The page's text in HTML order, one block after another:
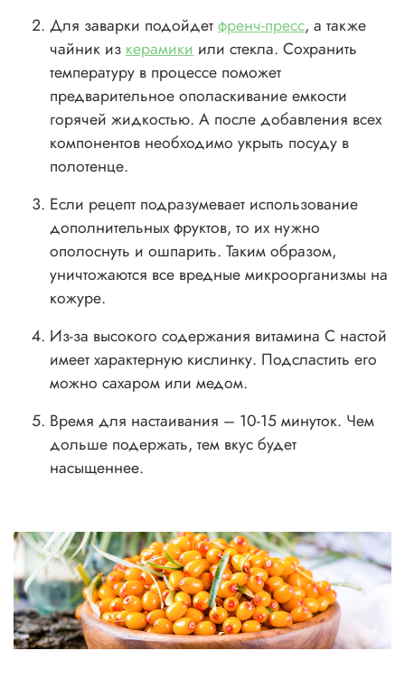
Для заварки подойдетфренч-пресс, а также
чайник из керамики или стекла. Сохранить
температуру в процессе поможет
предварительное ополаскивание емкости
горячей жидкостью. А после добавления всех
компонентов необходимо укрыть посуду в
полотенце.
Если рецепт подразумевает использование
дополнительных фруктов, то их нужно
ополоснуть и ошпарить. Таким образом,
уничтожаются все вредные микроорганизмы на
кожуре.
Из-за высокого содержания витамина С настой
имеет характерную кислинку. Подсластить его
можно сахаром или медом.
Время для настаивания – 10-15 минуток. Чем
дольше подержать, тем вкус будет
насыщеннее.